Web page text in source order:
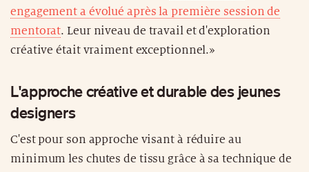
engagement a évolué après la première session de
mentorat. Leur niveau de travail et d'exploration
créative était vraiment exceptionnel.»
L'approche créative et durable des jeunes
designers
C'est pour son approche visant à réduire au
minimum les chutes de tissu grâce à sa technique de